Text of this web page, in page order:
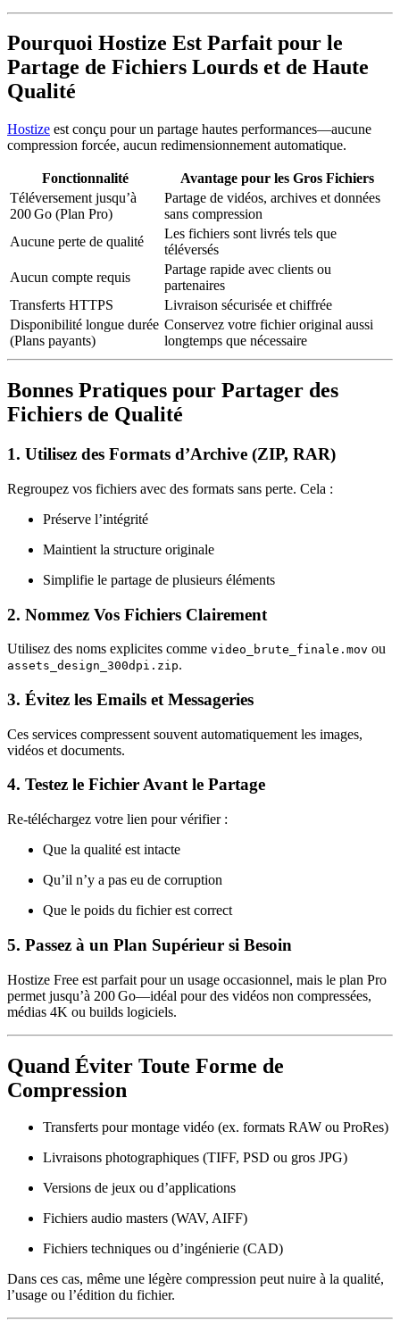
Pourquoi Hostize Est Parfait pour le
Partage de Fichiers Lourds et de Haute
Qualité
Hostize est conçu pour un partage hautes performances—aucune
compression forcée, aucun redimensionnement automatique.
Fonctionnalité
Avantage pour les Gros Fichiers
Téléversement jusqu’à
200 Go (Plan Pro)
Partage de vidéos, archives et données
sans compression
Aucune perte de qualité
Les fichiers sont livrés tels que
téléversés
Aucun compte requis
Partage rapide avec clients ou
partenaires
Transferts HTTPS
Livraison sécurisée et chiffrée
Disponibilité longue durée
(Plans payants)
Conservez votre fichier original aussi
longtemps que nécessaire
Bonnes Pratiques pour Partager des
Fichiers de Qualité
1. Utilisez des Formats d’Archive (ZIP, RAR)
Regroupez vos fichiers avec des formats sans perte. Cela :
Préserve l’intégrité
Maintient la structure originale
Simplifie le partage de plusieurs éléments
2. Nommez Vos Fichiers Clairement
Utilisez des noms explicites comme video_brute_finale.mov ou
assets_design_300dpi.zip.
3. Évitez les Emails et Messageries
Ces services compressent souvent automatiquement les images,
vidéos et documents.
4. Testez le Fichier Avant le Partage
Re-téléchargez votre lien pour vérifier :
Que la qualité est intacte
Qu’il n’y a pas eu de corruption
Que le poids du fichier est correct
5. Passez à un Plan Supérieur si Besoin
Hostize Free est parfait pour un usage occasionnel, mais le plan Pro
permet jusqu’à 200 Go—idéal pour des vidéos non compressées,
médias 4K ou builds logiciels.
Quand Éviter Toute Forme de
Compression
Transferts pour montage vidéo (ex. formats RAW ou ProRes)
Livraisons photographiques (TIFF, PSD ou gros JPG)
Versions de jeux ou d’applications
Fichiers audio masters (WAV, AIFF)
Fichiers techniques ou d’ingénierie (CAD)
Dans ces cas, même une légère compression peut nuire à la qualité,
l’usage ou l’édition du fichier.